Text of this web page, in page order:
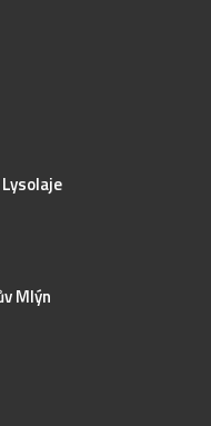
Mlýn